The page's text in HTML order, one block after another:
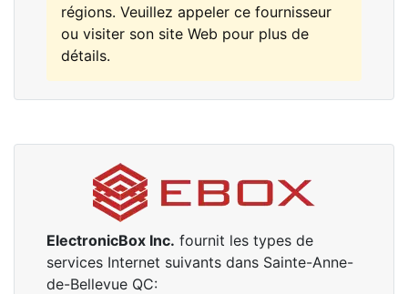
régions. Veuillez appeler ce fournisseur
ou visiter son site Web pour plus de
détails.
ElectronicBox Inc. fournit les types de
services Internet suivants dans Sainte-Anne-
de-Bellevue QC: